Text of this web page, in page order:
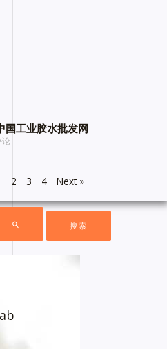
国工业胶水批发网
2 3 4 Next »